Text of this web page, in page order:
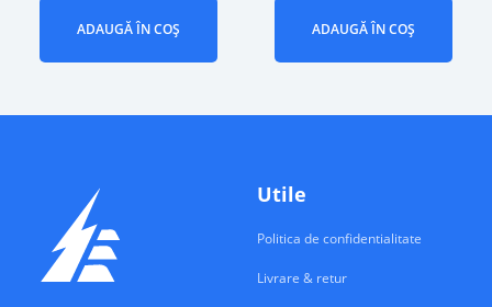
ADAUGĂ ÎN COȘ ADAUGĂ ÎN COȘ
Utile
Politica de confidentialitate
Livrare & retur